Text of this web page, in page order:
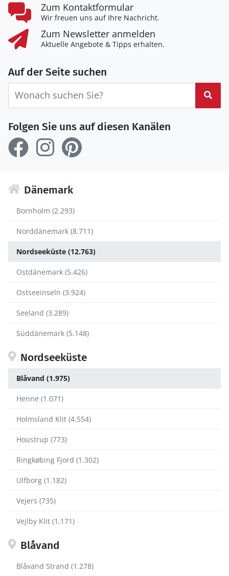
Zum Kontaktformular
Wir freuen uns auf Ihre Nachricht.
Zum Newsletter anmelden
Aktuelle Angebote & Tipps erhalten.
Auf der Seite suchen
Folgen Sie uns auf diesen Kanälen
Dänemark
Bornholm (2.293)
Norddänemark (8.711)
Nordseeküste (12.763)
Ostdänemark (5.426)
Ostseeinseln (3.924)
Seeland (3.289)
Süddänemark (5.148)
Nordseeküste
Blåvand (1.975)
Henne (1.071)
Holmsland Klit (4.554)
Houstrup (773)
Ringkøbing Fjord (1.302)
Ulfborg (1.182)
Vejers (735)
Vejlby Klit (1.171)
Blåvand
Blåvand Strand (1.278)